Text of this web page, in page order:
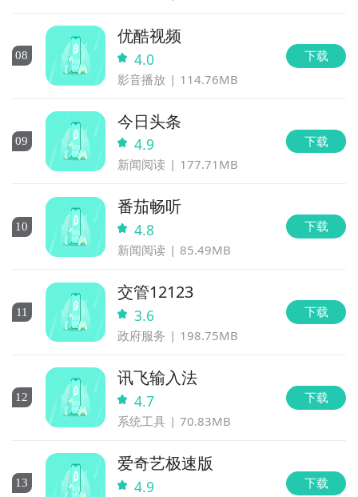
08
优酷视频
4.0
影音播放 114.76MB
下载
09
今日头条
4.9
新闻阅读 177.71MB
下载
10
番茄畅听
4.8
新闻阅读 85.49MB
下载
11
交管12123
3.6
政府服务 198.75MB
下载
12
讯飞输入法
4.7
系统工具 70.83MB
下载
13
爱奇艺极速版
4.9 下载